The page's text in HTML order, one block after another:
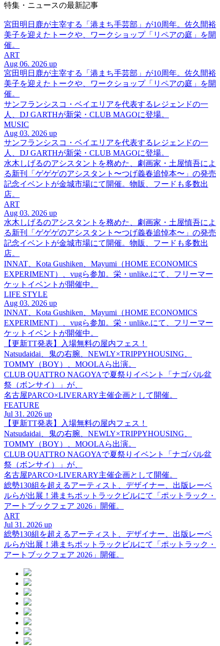
特集・ニュースの最新記事
宮田明日鹿が主宰する「港まち手芸部」が10周年。佐久間裕
美子を迎えたトークや、ワークショップ「リペアの庭」を開
催。
ART
Aug 06. 2026 up
宮田明日鹿が主宰する「港まち手芸部」が10周年。佐久間裕
美子を迎えたトークや、ワークショップ「リペアの庭」を開
催。
サンフランシスコ・ベイエリアを代表するレジェンドの一
人、DJ GARTHが新栄・CLUB MAGOに登場。
MUSIC
Aug 03. 2026 up
サンフランシスコ・ベイエリアを代表するレジェンドの一
人、DJ GARTHが新栄・CLUB MAGOに登場。
水木しげるのアシスタントを務めた、劇画家・土屋慎吾によ
る新刊「ゲゲゲのアシスタント〜つげ義春追悼本〜」の発売
記念イベントが金城市場にて開催。物販、フードも多数出
店。
ART
Aug 03. 2026 up
水木しげるのアシスタントを務めた、劇画家・土屋慎吾によ
る新刊「ゲゲゲのアシスタント〜つげ義春追悼本〜」の発売
記念イベントが金城市場にて開催。物販、フードも多数出
店。
INNAT、Kota Gushiken、Mayumi（HOME ECONOMICS
EXPERIMENT）、vugら参加。栄・unlike.にて、フリーマー
ケットイベントが開催中。
LIFE STYLE
Aug 03. 2026 up
INNAT、Kota Gushiken、Mayumi（HOME ECONOMICS
EXPERIMENT）、vugら参加。栄・unlike.にて、フリーマー
ケットイベントが開催中。
【更新TT発表】入場無料の屋内フェス！
Natsudaidai、鬼の右腕、NEWLY×TRIPPYHOUSING、
TOMMY（BOY）、MOOLAら出演。
CLUB QUATTRO NAGOYAで夏祭りイベント「ナゴパル盆
祭（ボンサイ）」が、
名古屋PARCO×LIVERARY主催企画として開催。
FEATURE
Jul 31. 2026 up
【更新TT発表】入場無料の屋内フェス！
Natsudaidai、鬼の右腕、NEWLY×TRIPPYHOUSING、
TOMMY（BOY）、MOOLAら出演。
CLUB QUATTRO NAGOYAで夏祭りイベント「ナゴパル盆
祭（ボンサイ）」が、
名古屋PARCO×LIVERARY主催企画として開催。
総勢130組を超えるアーティスト、デザイナー、出版レーベ
ルらが出展！港まちポットラックビルにて「ポットラック・
アートブックフェア 2026」開催。
ART
Jul 31. 2026 up
総勢130組を超えるアーティスト、デザイナー、出版レーベ
ルらが出展！港まちポットラックビルにて「ポットラック・
アートブックフェア 2026」開催。